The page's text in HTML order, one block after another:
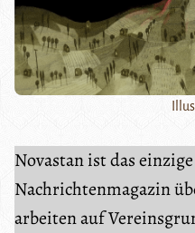
Novastan ist das
Nachrichtenmagazin
arbeiten auf